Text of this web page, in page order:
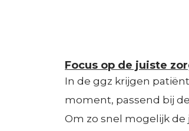
Focus op de juiste
In de ggz krijgen
moment, passend bij
Om zo snel mogelijk